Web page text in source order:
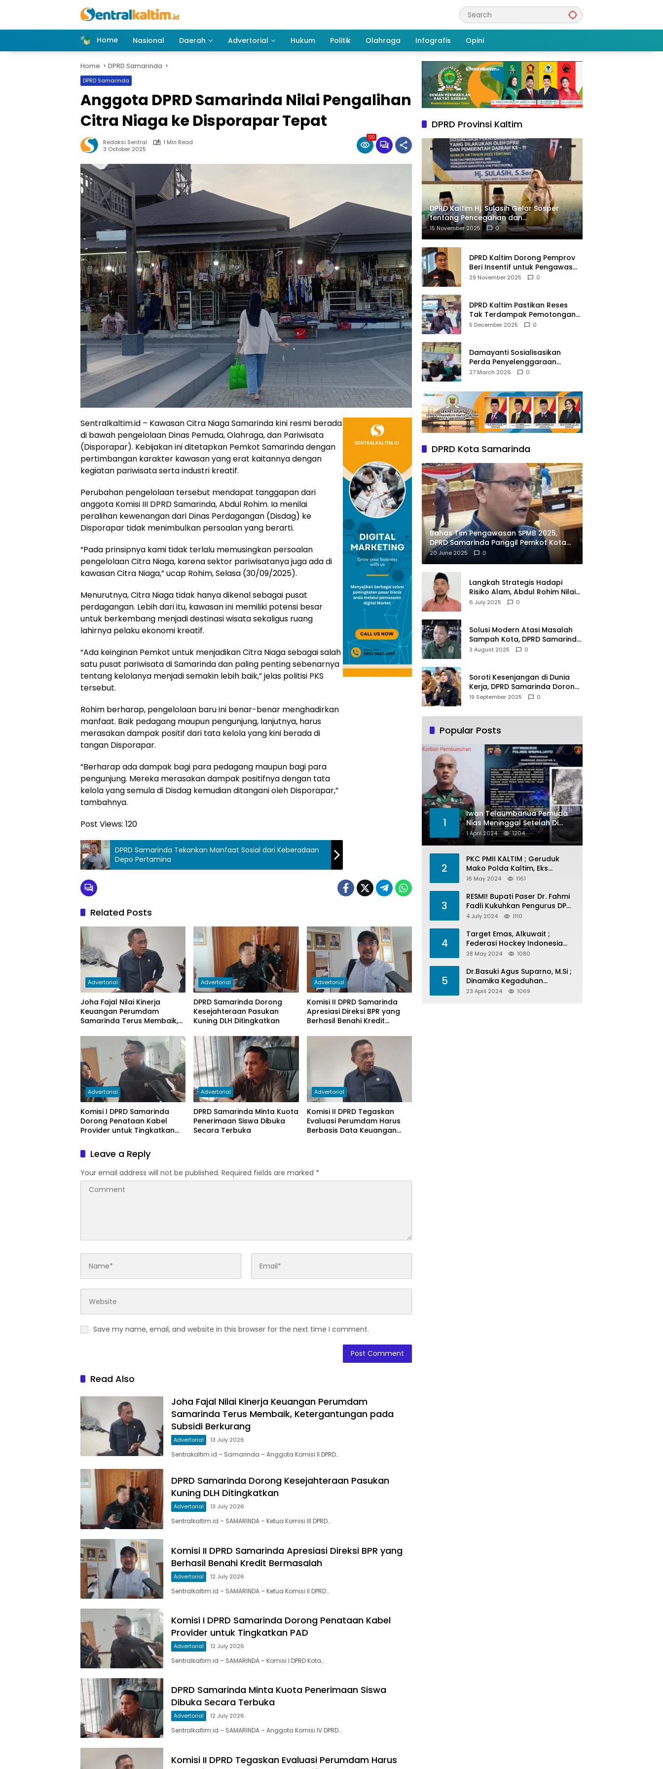
Home
Nasional Daerah Advertorial Hukum Politik Olahraga Infografis Opini
Home DPRD Samarinda
DPRD Samarinda
Anggota DPRD Samarinda Nilai Pengalihan
Citra Niaga ke Disporapar Tepat
Redaksi Sentral
1 Min Read
3 October 2025
120
Sentralkaltim.id – Kawasan Citra Niaga Samarinda kini resmi berada
di bawah pengelolaan Dinas Pemuda, Olahraga, dan Pariwisata
(Disporapar). Kebijakan ini ditetapkan Pemkot Samarinda dengan
pertimbangan karakter kawasan yang erat kaitannya dengan
kegiatan pariwisata serta industri kreatif.
Perubahan pengelolaan tersebut mendapat tanggapan dari
anggota Komisi III DPRD Samarinda, Abdul Rohim. Ia menilai
peralihan kewenangan dari Dinas Perdagangan (Disdag) ke
Disporapar tidak menimbulkan persoalan yang berarti.
“Pada prinsipnya kami tidak terlalu memusingkan persoalan
pengelolaan Citra Niaga, karena sektor pariwisatanya juga ada di
kawasan Citra Niaga,” ucap Rohim, Selasa (30/09/2025).
Menurutnya, Citra Niaga tidak hanya dikenal sebagai pusat
perdagangan. Lebih dari itu, kawasan ini memiliki potensi besar
untuk berkembang menjadi destinasi wisata sekaligus ruang
lahirnya pelaku ekonomi kreatif.
“Ada keinginan Pemkot untuk menjadikan Citra Niaga sebagai salah
satu pusat pariwisata di Samarinda dan paling penting sebenarnya
tentang kelolanya menjadi semakin lebih baik,” jelas politisi PKS
tersebut.
Rohim berharap, pengelolaan baru ini benar-benar menghadirkan
manfaat. Baik pedagang maupun pengunjung, lanjutnya, harus
merasakan dampak positif dari tata kelola yang kini berada di
tangan Disporapar.
“Berharap ada dampak bagi para pedagang maupun bagi para
pengunjung. Mereka merasakan dampak positifnya dengan tata
kelola yang semula di Disdag kemudian ditangani oleh Disporapar,”
tambahnya.
Post Views: 120
DPRD Samarinda Tekankan Manfaat Sosial dari Keberadaan
Depo Pertamina
Related Posts
Advertorial
Joha Fajal Nilai Kinerja
Keuangan Perumdam
Samarinda Terus Membaik,
Subsidi Berkurang
Advertorial
DPRD Samarinda Dorong
Kesejahteraan Pasukan
Kuning DLH Ditingkatkan
Advertorial
Komisi II DPRD Samarinda
Apresiasi Direksi BPR yang
Berhasil Benahi Kredit
Advertorial
Komisi I DPRD Samarinda
Dorong Penataan Kabel
Provider untuk Tingkatkan
Advertorial
DPRD Samarinda Minta Kuota
Penerimaan Siswa Dibuka
Secara Terbuka
Advertorial
Komisi II DPRD Tegaskan
Evaluasi Perumdam Harus
Berbasis Data Keuangan
Leave a Reply
Your email address will not be published. Required fields are marked *
Save my name, email, and website in this browser for the next time I comment.
Read Also
Joha Fajal Nilai Kinerja Keuangan Perumdam
Samarinda Terus Membaik, Ketergantungan pada
Subsidi Berkurang
Advertorial 13 July 2026
Sentrakaltim.id – Samarinda – Anggota Komisi II DPRD…
DPRD Samarinda Dorong Kesejahteraan Pasukan
Kuning DLH Ditingkatkan
Advertorial 13 July 2026
Sentralkaltim.id – SAMARINDA – Ketua Komisi III DPRD…
Komisi II DPRD Samarinda Apresiasi Direksi BPR yang
Berhasil Benahi Kredit Bermasalah
Advertorial 12 July 2026
Sentralkaltim.id – SAMARINDA – Ketua Komisi II DPRD…
Komisi I DPRD Samarinda Dorong Penataan Kabel
Provider untuk Tingkatkan PAD
Advertorial 12 July 2026
Sentralkaltim.id – SAMARINDA – Komisi I DPRD Kota…
DPRD Samarinda Minta Kuota Penerimaan Siswa
Dibuka Secara Terbuka
Advertorial 12 July 2026
Sentralkaltim.id – SAMARINDA – Anggota Komisi IV DPRD…
Komisi II DPRD Tegaskan Evaluasi Perumdam Harus
DPRD Provinsi Kaltim
DPRD Kaltim Hj. Sulasih Gelar Sosper
tentang Pencegahan dan
Pemberantasan NAPZA
15 November 2025 0
DPRD Kaltim Dorong Pemprov
Beri Insentif untuk Pengawas
Madrasah dan Pendidikan
29 November 2025 0
DPRD Kaltim Pastikan Reses
Tak Terdampak Pemotongan
Transfer Dana Pusat
5 December 2025 0
Damayanti Sosialisasikan
Perda Penyelenggaraan
Pendidikan Pancasila dan
27 March 2026 0
DPRD Kota Samarinda
Bahas Tim Pengawasan SPMB 2025,
DPRD Samarinda Panggil Pemkot Kota
Tepian
20 June 2025 0
Langkah Strategis Hadapi
Risiko Alam, Abdul Rohim Nilai
Samarinda Siap Jadi Pusat
6 July 2025 0
Solusi Modern Atasi Masalah
Sampah Kota, DPRD Samarinda
Dukung Penuh Proyek PLTSA
3 August 2025 0
Soroti Kesenjangan di Dunia
Kerja, DPRD Samarinda Dorong
Pemkot Gencarkan
19 September 2025 0
Popular Posts
1
Iwan Telaumbanua Pemuda
Nias Meninggal Setelah Di
Habisi Oknum TNI AL
1 April 2024 1204
2
PKC PMII KALTIM ; Geruduk
Mako Polda Kaltim, Eks
Lubang Tambang Banyak
16 May 2024 1161
3
RESMI! Bupati Paser Dr. Fahmi
Fadli Kukuhkan Pengurus DPP
LAP 2024-2029
4 July 2024 1110
4
Target Emas, Alkuwait ;
Federasi Hockey Indonesia
Kota Balikpapan Siap Menjadi
28 May 2024 1080
5
Dr.Basuki Agus Suparno, M.Si ;
Dinamika Kegaduhan
Komunikasi Politik Jelang
23 April 2024 1069